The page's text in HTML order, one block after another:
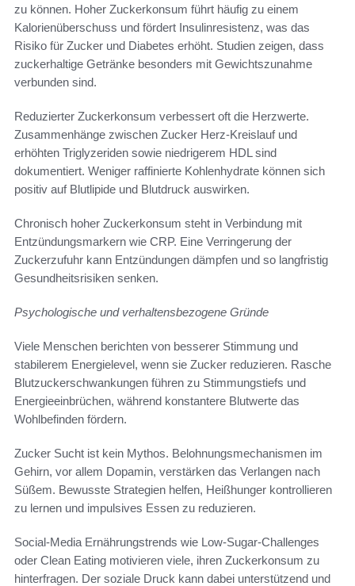
zu können. Hoher Zuckerkonsum führt häufig zu einem
Kalorienüberschuss und fördert Insulinresistenz, was das
Risiko für Zucker und Diabetes erhöht. Studien zeigen, dass
zuckerhaltige Getränke besonders mit Gewichtszunahme
verbunden sind.
Reduzierter Zuckerkonsum verbessert oft die Herzwerte.
Zusammenhänge zwischen Zucker Herz-Kreislauf und
erhöhten Triglyzeriden sowie niedrigerem HDL sind
dokumentiert. Weniger raffinierte Kohlenhydrate können sich
positiv auf Blutlipide und Blutdruck auswirken.
Chronisch hoher Zuckerkonsum steht in Verbindung mit
Entzündungsmarkern wie CRP. Eine Verringerung der
Zuckerzufuhr kann Entzündungen dämpfen und so langfristig
Gesundheitsrisiken senken.
Psychologische und verhaltensbezogene Gründe
Viele Menschen berichten von besserer Stimmung und
stabilerem Energielevel, wenn sie Zucker reduzieren. Rasche
Blutzuckerschwankungen führen zu Stimmungstiefs und
Energieeinbrüchen, während konstantere Blutwerte das
Wohlbefinden fördern.
Zucker Sucht ist kein Mythos. Belohnungsmechanismen im
Gehirn, vor allem Dopamin, verstärken das Verlangen nach
Süßem. Bewusste Strategien helfen, Heißhunger kontrollieren
zu lernen und impulsives Essen zu reduzieren.
Social-Media Ernährungstrends wie Low-Sugar-Challenges
oder Clean Eating motivieren viele, ihren Zuckerkonsum zu
hinterfragen. Der soziale Druck kann dabei unterstützend und